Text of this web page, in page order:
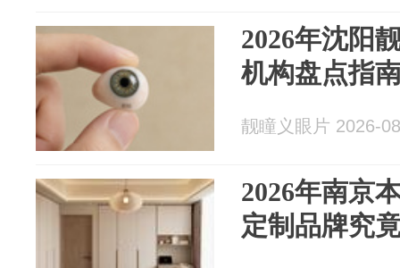
2026年沈阳
机构盘点指
靓瞳义眼片 2026-
2026年南京
定制品牌究